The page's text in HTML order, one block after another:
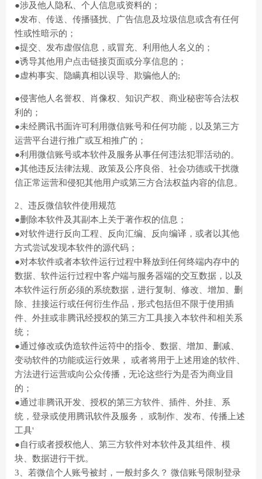
●涉及他人隐私、个人信息或资料的；
●发布、传送、传播骚扰、广告信息及垃圾信息或含有任何
性或性暗示的；
●提交、发布虚假信息，或冒充、利用他人名义的；
●诱导其他用户点击链接页面或分享信息的；
●虚构事实、隐瞒真相以误导、欺骗他人的;
●侵害他人名誉权、肖像权、知识产权、商业秘密等合法权
利的；
●未经腾讯书面许可利用微信账号和任何功能，以及第三方
运营平台进行推广或互相推广的；
●利用微信账号或本软件及服务从事任何违法犯罪活动的。
●其他违反法律法规、政策及公序良俗、社会功德或干扰微
信正常运营和侵犯其他用户或第三方合法权益内容的信息。
2、违反微信软件使用规范
●删除本软件及其副本上关于著作权的信息；
●对软件进行反向工程、反向汇编、反向编译，或者以其他
方式尝试发现本软件的源代码；
●对本软件或者本软件运行过程中释放到任何终端内存中的
数据、软件运行过程中客户端与服务器端的交互数据，以及
本软件运行所必须的系统数据，进行复制、修改、增加、删
除、挂接运行或任何衍生作品，形式包括但不限于使用插
件、外挂或非腾讯经授权的第三方工具接入本软件和相关系
统；
●通过修改或伪造软件运符中的指令、数据、增加、删减、
变动软件的功能或运行效果， 或者将用于上述用途的软件、
方法进行运营或向公众传播，无论这些行为是否为商业目
的；
●通过非腾讯开发、授权的第三方软件、插件、外挂、系
统，登录或使用腾讯软件及服务， 或制作、发布、传播上述
工具'
●自行或者授权他人、第三方软件对本软件及其组件、模
块、数据进行干扰。
3、若微信个人账号被封，一般封多久？ 微信账号限制登录